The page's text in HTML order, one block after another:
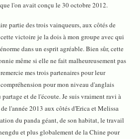
l'on avait conçu le 30 octobre 2012.
partie des trois vainqueurs, aux côtés de
victoire je la dois à mon groupe avec qui
dans un esprit agréable. Bien sûr, cette
même si elle ne fait malheureusement pas
mes trois partenaires pour leur
pour mon niveau d'anglais
et de l'écoute. Je suis vraiment ravi à
l'année 2013 aux côtés d'Erica et Melissa
du panda géant, de son habitat, le travail
et plus globalement de la Chine pour